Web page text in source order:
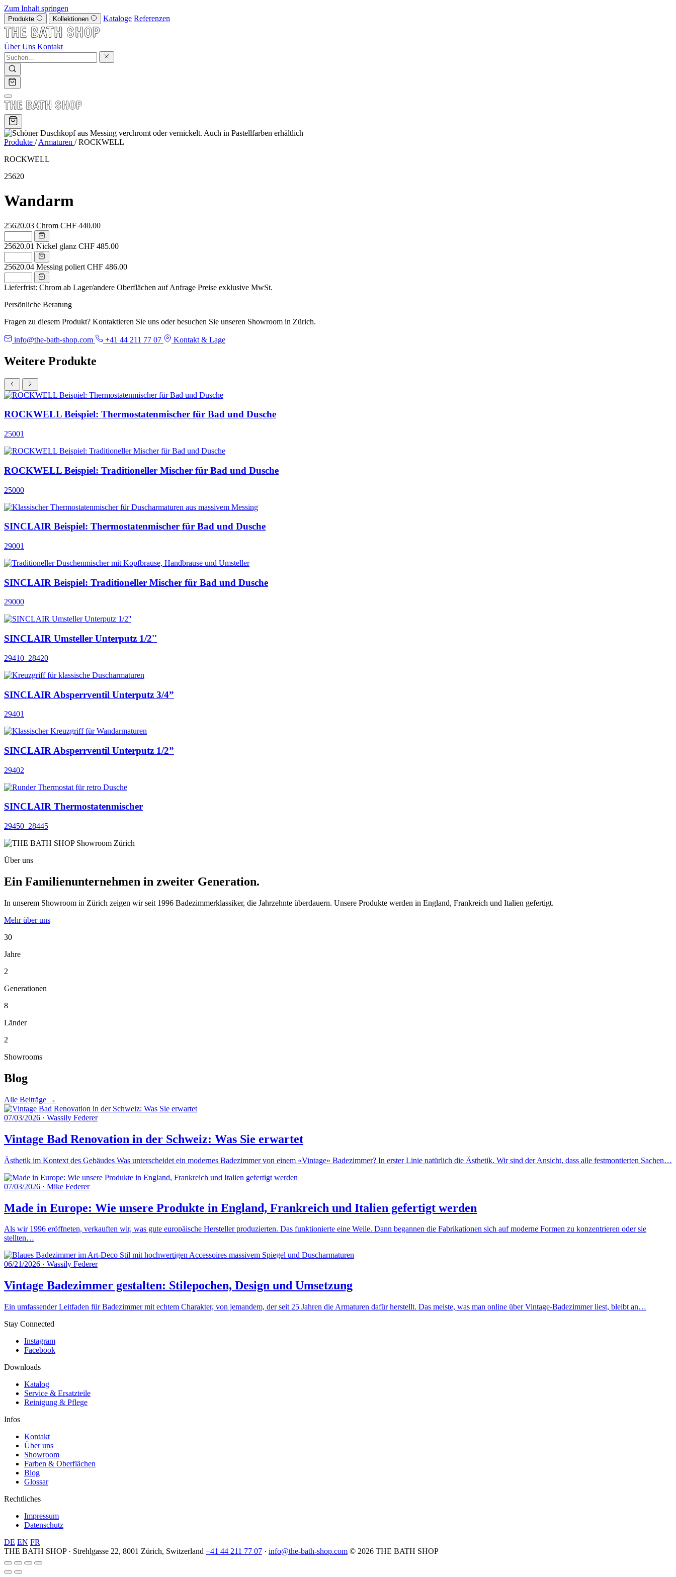
Zum Inhalt springen
Produkte Kollektionen Kataloge Referenzen
Über Uns Kontakt
Produkte / Armaturen / ROCKWELL
ROCKWELL
25620
Wandarm
25620.03 Chrom CHF 440.00
25620.01 Nickel glanz CHF 485.00
25620.04 Messing poliert CHF 486.00
Lieferfrist: Chrom ab Lager/andere Oberflächen auf Anfrage Preise exklusive MwSt.
Persönliche Beratung
Fragen zu diesem Produkt? Kontaktieren Sie uns oder besuchen Sie unseren Showroom in Zürich.
info@the-bath-shop.com +41 44 211 77 07 Kontakt & Lage
Weitere Produkte
ROCKWELL Beispiel: Thermostatenmischer für Bad und Dusche
25001
ROCKWELL Beispiel: Traditioneller Mischer für Bad und Dusche
25000
SINCLAIR Beispiel: Thermostatenmischer für Bad und Dusche
29001
SINCLAIR Beispiel: Traditioneller Mischer für Bad und Dusche
29000
SINCLAIR Umsteller Unterputz 1/2''
29410_28420
SINCLAIR Absperrventil Unterputz 3/4”
29401
SINCLAIR Absperrventil Unterputz 1/2”
29402
SINCLAIR Thermostatenmischer
29450_28445
Über uns
Ein Familienunternehmen in zweiter Generation.
In unserem Showroom in Zürich zeigen wir seit 1996 Badezimmerklassiker, die Jahrzehnte überdauern. Unsere Produkte werden in England, Frankreich und Italien gefertigt.
Mehr über uns
30
Jahre
2
Generationen
8
Länder
2
Showrooms
Blog
Alle Beiträge →
07/03/2026 · Wassily Federer
Vintage Bad Renovation in der Schweiz: Was Sie erwartet
Ästhetik im Kontext des Gebäudes Was unterscheidet ein modernes Badezimmer von einem «Vintage» Badezimmer? In erster Linie natürlich die Ästhetik. Wir sind der Ansicht, dass alle festmontierten Sachen…
07/03/2026 · Mike Federer
Made in Europe: Wie unsere Produkte in England, Frankreich und Italien gefertigt werden
Als wir 1996 eröffneten, verkauften wir, was gute europäische Hersteller produzierten. Das funktionierte eine Weile. Dann begannen die Fabrikationen sich auf moderne Formen zu konzentrieren oder sie
stellten…
06/21/2026 · Wassily Federer
Vintage Badezimmer gestalten: Stilepochen, Design und Umsetzung
Ein umfassender Leitfaden für Badezimmer mit echtem Charakter, von jemandem, der seit 25 Jahren die Armaturen dafür herstellt. Das meiste, was man online über Vintage-Badezimmer liest, bleibt an…
Stay Connected
Instagram
Facebook
Downloads
Katalog
Service & Ersatzteile
Reinigung & Pflege
Infos
Kontakt
Über uns
Showroom
Farben & Oberflächen
Blog
Glossar
Rechtliches
Impressum
Datenschutz
DE EN FR
THE BATH SHOP · Strehlgasse 22, 8001 Zürich, Switzerland +41 44 211 77 07 · info@the-bath-shop.com © 2026 THE BATH SHOP